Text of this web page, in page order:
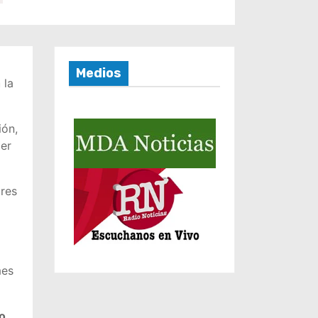
la
Medios